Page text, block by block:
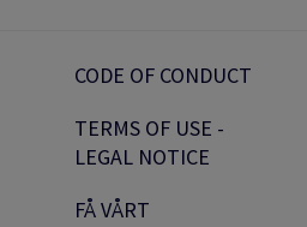
CODE OF CONDUCT
TERMS OF USE -
LEGAL NOTICE
FÅ VÅRT